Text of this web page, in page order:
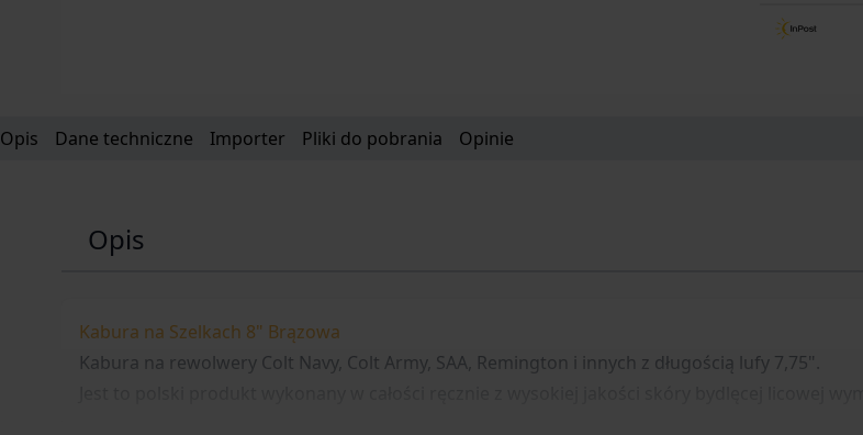
Opis Dane techniczne Importer Pliki do pobrania Opinie
Opis
Kabura na Szelkach 8" Brązowa
Kabura na rewolwery Colt Navy, Colt Army, SAA, Remington i innych z długością lufy 7,75".